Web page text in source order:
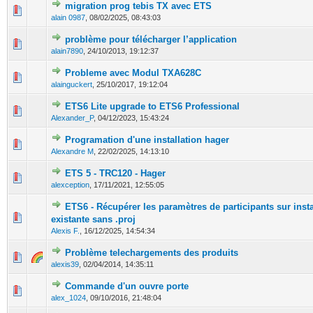
migration prog tebis TX avec ETS
alain 0987 08/02/2025, 08:43:03
0 Votes - 0 sur 5 en moyenne
1234 5
problème pour télécharger l’application
alain7890 24/10/2013, 19:12:37
0 Votes - 0 sur 5 en moyenne
12345
Probleme avec Modul TXA628C
alainguckert 25/10/2017, 19:12:04
0 Votes - 0 sur 5 en moyenne
12345
ETS6 Lite upgrade to ETS6 Professional
Alexander_P, 04/12/2023, 15:43:24
0 Votes - 0 sur 5 en moyenne
12 34 5
Programation d'une installation hager
Alexandre M 22/02/2025, 14:13:10
0 Votes - 0 sur 5 en moyenne
123 45
ETS 5 - TRC120 - Hager
alexception 17/11/2021, 12:55:05
0 Votes - 0 sur 5 en moyenne
1 2345
ETS6 - Récupérer les paramètres de participants sur
existante sans .proj
Alexis F. 16/12/2025, 14:54:34
0 Votes - 0 sur 5 en moyenne
Problème telechargements des produits
alexis39 02/04/2014, 14:35:11
0 Votes - 0 sur 5 en moyenne
12345
Commande d'un ouvre porte
alex_1024 09/10/2016, 21:48:04
0 Votes - 0 sur 5 en moyenne
12345